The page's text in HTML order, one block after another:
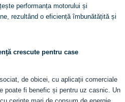
performanța motorului și
rezultând o eficiență îmbunătățită și
crescute pentru case
de obicei, cu aplicații comerciale
poate fi benefic și pentru uz casnic. Un